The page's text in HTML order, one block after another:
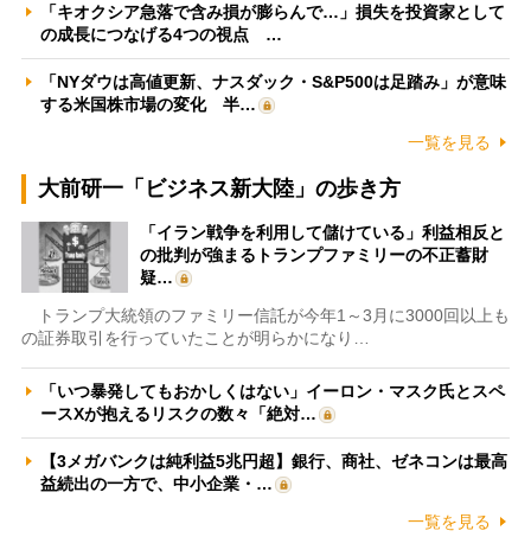
「キオクシア急落で含み損が膨らんで…」損失を投資家として
の成長につなげる4つの視点 …
「NYダウは高値更新、ナスダック・S&P500は足踏み」が意味
する米国株市場の変化 半…
一覧を見る
大前研一「ビジネス新大陸」の歩き方
「イラン戦争を利用して儲けている」利益相反と
の批判が強まるトランプファミリーの不正蓄財
疑…
トランプ大統領のファミリー信託が今年1～3月に3000回以上も
の証券取引を行っていたことが明らかになり…
「いつ暴発してもおかしくはない」イーロン・マスク氏とスペ
ースXが抱えるリスクの数々「絶対…
【3メガバンクは純利益5兆円超】銀行、商社、ゼネコンは最高
益続出の一方で、中小企業・…
一覧を見る